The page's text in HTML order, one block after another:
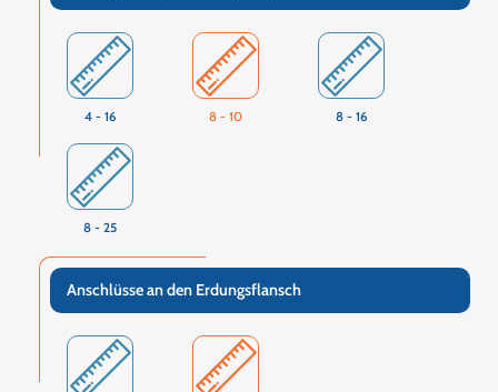
4 - 16 8 - 10 8 - 16
8 - 25
Anschlüsse an den Erdungsflansch